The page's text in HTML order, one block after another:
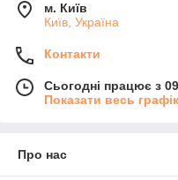
м. Київ
Київ, Україна
Контакти
Сьогодні працює з
Показати весь
Про нас